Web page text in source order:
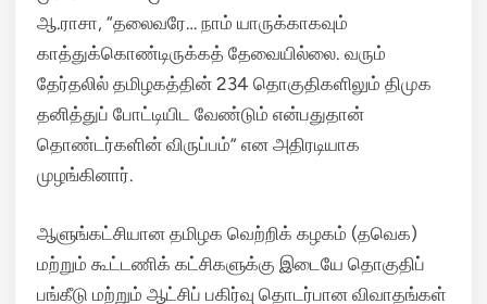
ஆ.ராசா, “தலைவரே… நாம் யாருக்காகவும்
காத்துக்கொண்டிருக்கத் தேவையில்லை. வரும்
தேர்தலில் தமிழகத்தின் 234 தொகுதிகளிலும் திமுக
தனித்துப் போட்டியிட வேண்டும் என்பதுதான்
தொண்டர்களின் விருப்பம்” என அதிரடியாக
முழங்கினார்.
ஆளுங்கட்சியான தமிழக வெற்றிக் கழகம் (தவெக)
மற்றும் கூட்டணிக் கட்சிகளுக்கு இடையே தொகுதிப்
பங்கீடு மற்றும் ஆட்சிப் பகிர்வு தொடர்பான விவாதங்கள்